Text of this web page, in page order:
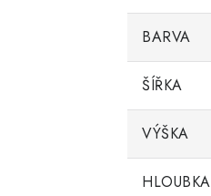
BARVA
ŠÍŘKA
VÝŠKA
HLOUBKA